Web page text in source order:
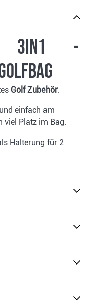
3in1 -
Golf Zubehör.
einfach am
viel Platz im Bag.
Halterung für 2